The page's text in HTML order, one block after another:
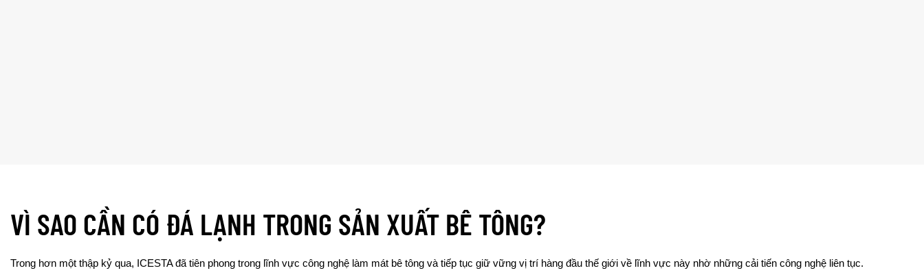
VÌ SAO CẦN CÓ ĐÁ LẠNH TRONG SẢN XUẤT BÊ TÔNG?
Trong hơn một thập kỷ qua, ICESTA đã tiên phong trong lĩnh vực công nghệ làm mát bê tông và tiếp tục giữ vững vị trí hàng đầu thế giới về lĩnh vực này nhờ những cải tiến công nghệ liên tục.